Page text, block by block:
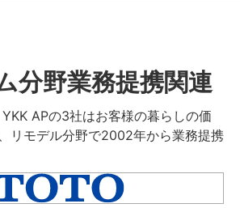
分野業務提携関連
APの3社はお客様の暮らしの価
リモデル分野で2002年から業務提携